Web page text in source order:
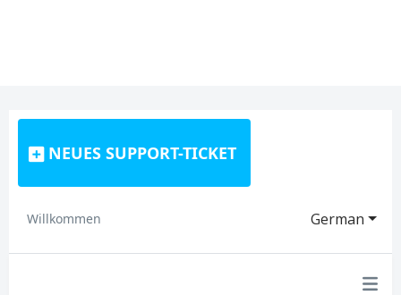
NEUES SUPPORT-TICKET
German
Willkommen